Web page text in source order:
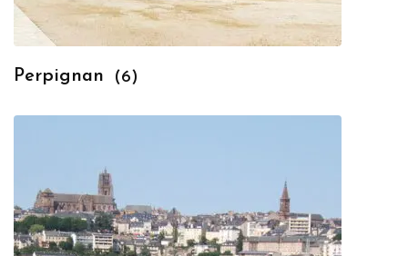
Perpignan (6)